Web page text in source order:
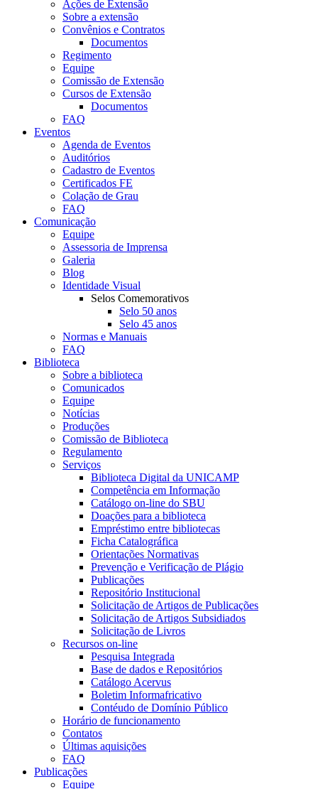
Ações de Extensão
Sobre a extensão
Convênios e Contratos
Documentos
Regimento
Equipe
Comissão de Extensão
Cursos de Extensão
Documentos
FAQ
Eventos
Agenda de Eventos
Auditórios
Cadastro de Eventos
Certificados FE
Colação de Grau
FAQ
Comunicação
Equipe
Assessoria de Imprensa
Galeria
Blog
Identidade Visual
Selos Comemorativos
Selo 50 anos
Selo 45 anos
Normas e Manuais
FAQ
Biblioteca
Sobre a biblioteca
Comunicados
Equipe
Notícias
Produções
Comissão de Biblioteca
Regulamento
Serviços
Biblioteca Digital da UNICAMP
Competência em Informação
Catálogo on-line do SBU
Doações para a biblioteca
Empréstimo entre bibliotecas
Ficha Catalográfica
Orientações Normativas
Prevenção e Verificação de Plágio
Publicações
Repositório Institucional
Solicitação de Artigos de Publicações
Solicitação de Artigos Subsidiados
Solicitação de Livros
Recursos on-line
Pesquisa Integrada
Base de dados e Repositórios
Catálogo Acervus
Boletim Informafricativo
Contéudo de Domínio Público
Horário de funcionamento
Contatos
Últimas aquisições
FAQ
Publicações
Equipe